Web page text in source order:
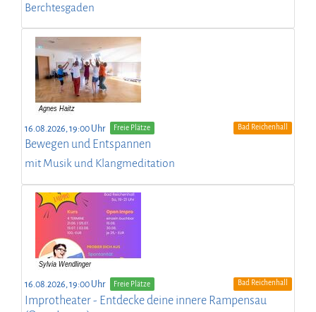
Berchtesgaden
16.08.2026, 19:00 Uhr Freie Plätze Bad Reichenhall
Bewegen und Entspannen
mit Musik und Klangmeditation
16.08.2026, 19:00 Uhr Freie Plätze Bad Reichenhall
Improtheater - Entdecke deine innere Rampensau